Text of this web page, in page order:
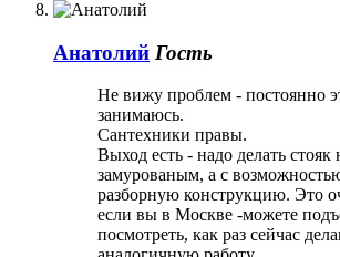
Анатолий Гость
Не вижу проблем - постоянно
занимаюсь.
Сантехники правы.
Выход есть - надо делать стояк
замурованым, а с
разборную конструкцию. Это
если вы в Москве -можете
посмотреть, как раз сейчас